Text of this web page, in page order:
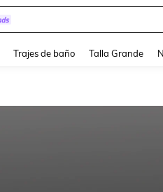
Trajes de baño Talla Grande